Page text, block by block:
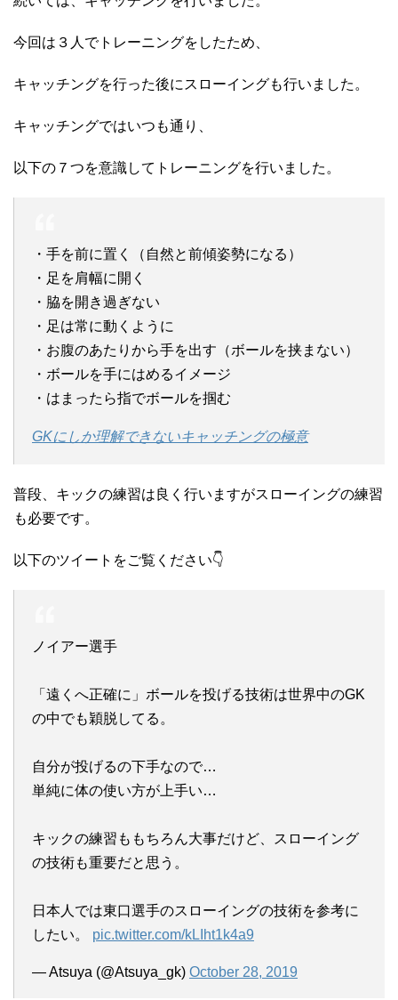
今回は３人でトレーニングをしたため、
キャッチングを行った後にスローイングも行いました。
キャッチングではいつも通り、
以下の７つを意識してトレーニングを行いました。
・手を前に置く（自然と前傾姿勢になる）
・足を肩幅に開く
・脇を開き過ぎない
・足は常に動くように
・お腹のあたりから手を出す（ボールを挟まない）
・ボールを手にはめるイメージ
・はまったら指でボールを掴む
GKにしか理解できないキャッチングの極意
普段、キックの練習は良く行いますがスローイングの練習
も必要です。
以下のツイートをご覧ください👇
ノイアー選手
「遠くへ正確に」ボールを投げる技術は世界中のGK
の中でも穎脱してる。
自分が投げるの下手なので…
単純に体の使い方が上手い…
キックの練習ももちろん大事だけど、スローイング
の技術も重要だと思う。
日本人では東口選手のスローイングの技術を参考に
したい。 pic.twitter.com/kLIht1k4a9
— Atsuya (@Atsuya_gk) October 28, 2019